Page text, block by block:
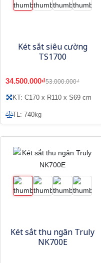
Két sắt siêu cường
TS1700
34.500.000₫53.000.000₫
KT: C170 x R110 x S69 cm
TL: 740kg
Két sắt thu ngân Truly
NK700E